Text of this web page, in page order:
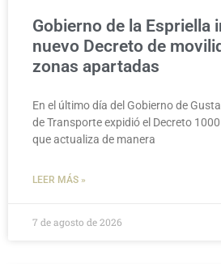
Gobierno de la Espriella
nuevo Decreto de
zonas apartadas
En el último día del Gobierno de
de Transporte expidió el Decreto
que actualiza de manera
LEER MÁS »
7 de agosto de 2026